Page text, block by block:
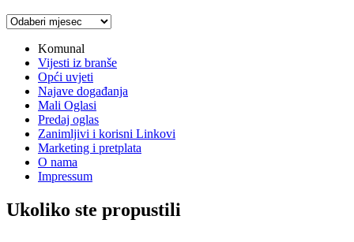
Arhiva
Komunal
Vijesti iz branše
Opći uvjeti
Najave događanja
Mali Oglasi
Predaj oglas
Zanimljivi i korisni Linkovi
Marketing i pretplata
O nama
Impressum
Ukoliko ste propustili